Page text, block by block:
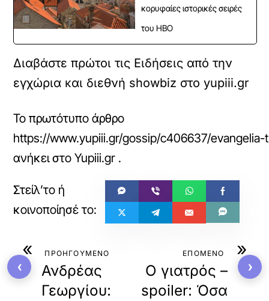
κορυφαίες ιστορικές σειρές
του HBO
Διαβάστε πρώτοι τις Ειδήσεις από την
εγχώρια και διεθνή showbiz στο yupiii.gr
Το πρωτότυπο άρθρο
https://www.yupiii.gr/gossip/c406637/
ανήκει στοYupiii.gr .
« ΠΡΟΗΓΟΥΜΕΝΟ
Ανδρέας
Γεωργίου:
»
ΕΠΟΜΕΝΟ
Ο γιατρός –
spoiler: Όσα
‹ ›